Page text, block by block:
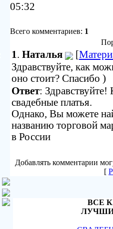
05:32
Всего комментариев: 1
1. Наталья [
Здравствуйте, как
оно стоит? Спасибо )
Ответ:
свадебные платья.
Однако, Вы можете
названию торговой
в России
Добавлять комментарии
[
ВСЕ